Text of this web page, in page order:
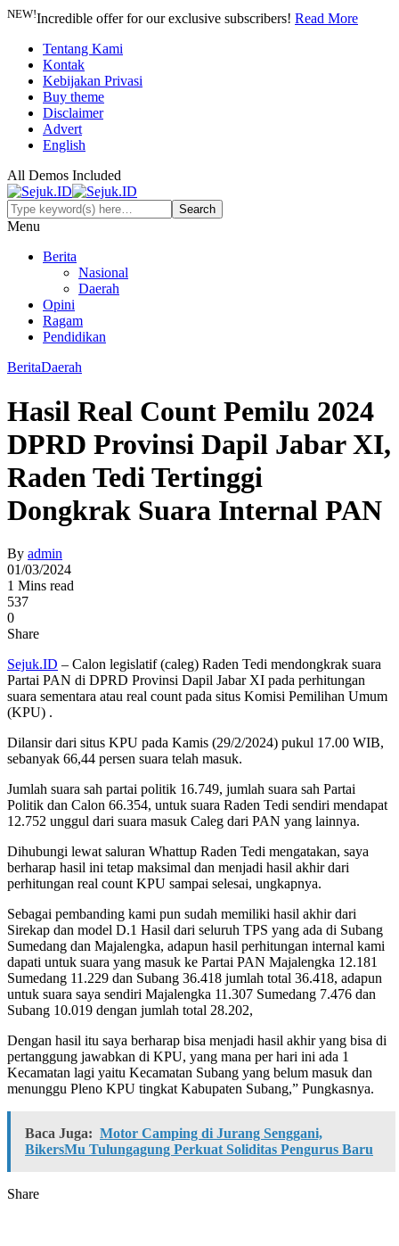
NEW!Incredible offer for our exclusive subscribers! Read More
Tentang Kami
Kontak
Kebijakan Privasi
Buy theme
Disclaimer
Advert
English
All Demos Included
Menu
Berita
Nasional
Daerah
Opini
Ragam
Pendidikan
BeritaDaerah
Hasil Real Count Pemilu 2024
DPRD Provinsi Dapil Jabar XI,
Raden Tedi Tertinggi
Dongkrak Suara Internal PAN
By admin
01/03/2024
1 Mins read
537
0
Share
Sejuk.ID – Calon legislatif (caleg) Raden Tedi mendongkrak suara
Partai PAN di DPRD Provinsi Dapil Jabar XI pada perhitungan
suara sementara atau real count pada situs Komisi Pemilihan Umum
(KPU) .
Dilansir dari situs KPU pada Kamis (29/2/2024) pukul 17.00 WIB,
sebanyak 66,44 persen suara telah masuk.
Jumlah suara sah partai politik 16.749, jumlah suara sah Partai
Politik dan Calon 66.354, untuk suara Raden Tedi sendiri mendapat
12.752 unggul dari suara masuk Caleg dari PAN yang lainnya.
Dihubungi lewat saluran Whattup Raden Tedi mengatakan, saya
berharap hasil ini tetap maksimal dan menjadi hasil akhir dari
perhitungan real count KPU sampai selesai, ungkapnya.
Sebagai pembanding kami pun sudah memiliki hasil akhir dari
Sirekap dan model D.1 Hasil dari seluruh TPS yang ada di Subang
Sumedang dan Majalengka, adapun hasil perhitungan internal kami
dapati untuk suara yang masuk ke Partai PAN Majalengka 12.181
Sumedang 11.229 dan Subang 36.418 jumlah total 36.418, adapun
untuk suara saya sendiri Majalengka 11.307 Sumedang 7.476 dan
Subang 10.019 dengan jumlah total 28.202,
Dengan hasil itu saya berharap bisa menjadi hasil akhir yang bisa di
pertanggung jawabkan di KPU, yang mana per hari ini ada 1
Kecamatan lagi yaitu Kecamatan Subang yang belum masuk dan
menunggu Pleno KPU tingkat Kabupaten Subang,” Pungkasnya.
Baca Juga: Motor Camping di Jurang Senggani,
BikersMu Tulungagung Perkuat Soliditas Pengurus Baru
Share